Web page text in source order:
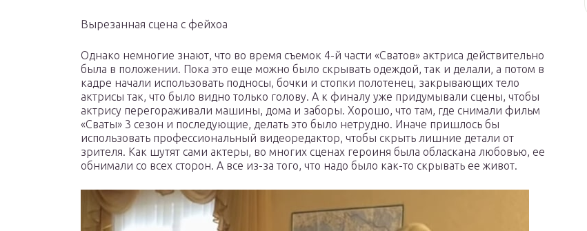
Вырезанная сцена с фейхоа
Однако немногие знают, что во время съемок 4-й части «Сватов» актриса действительно
была в положении. Пока это еще можно было скрывать одеждой, так и делали, а потом в
кадре начали использовать подносы, бочки и стопки полотенец, закрывающих тело
актрисы так, что было видно только голову. А к финалу уже придумывали сцены, чтобы
актрису перегораживали машины, дома и заборы. Хорошо, что там, где снимали фильм
«Сваты» 3 сезон и последующие, делать это было нетрудно. Иначе пришлось бы
использовать профессиональный видеоредактор, чтобы скрыть лишние детали от
зрителя. Как шутят сами актеры, во многих сценах героиня была обласкана любовью, ее
обнимали со всех сторон. А все из-за того, что надо было как-то скрывать ее живот.